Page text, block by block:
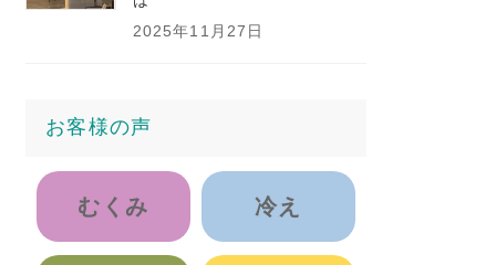
2025年11月27日
お客様の声
むくみ 冷え